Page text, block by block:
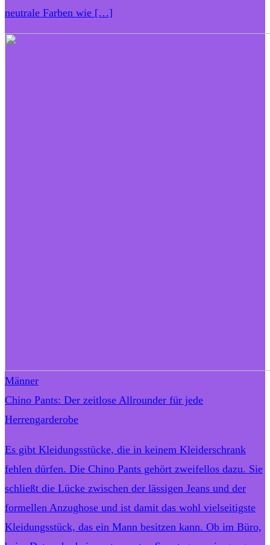
neutrale Farben wie […]
Männer
Chino Pants: Der zeitlose Allrounder für jede
Herrengarderobe
Es gibt Kleidungsstücke, die in keinem Kleiderschrank
fehlen dürfen. Die Chino Pants gehört zweifellos dazu. Sie
schließt die Lücke zwischen der lässigen Jeans und der
formellen Anzughose und ist damit das wohl vielseitigste
Kleidungsstück, das ein Mann besitzen kann. Ob im Büro,